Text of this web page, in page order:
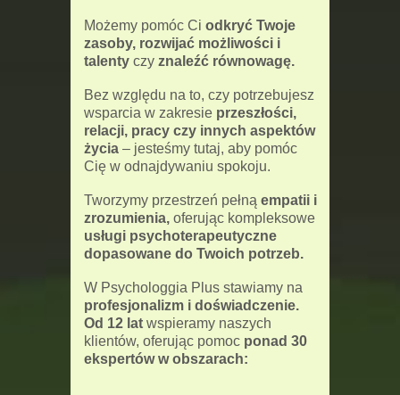
Możemy pomóc Ci odkryć Twoje
zasoby, rozwijać możliwości i
talenty czyznaleźć równowagę.
Bez względu na to, czy potrzebujesz
wsparcia w zakresie przeszłości,
relacji, pracy czy innych aspektów
życia– jesteśmy tutaj, aby pomóc
Cię w odnajdywaniu spokoju.
Tworzymy przestrzeń pełną empatii i
zrozumienia, oferując kompleksowe
usługi psychoterapeutyczne
dopasowane do Twoich potrzeb.
W Psychologgia Plus stawiamy na
profesjonalizm i doświadczenie.
Od 12 latwspieramy naszych
klientów, oferując pomoc ponad 30
ekspertów w obszarach: